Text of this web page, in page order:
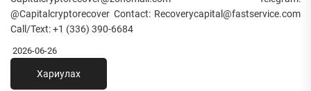
@Capitalcryptorecover Contact: Recoverycapital@fastservice.com
Call/Text: +1 (336) 390-6684
2026-06-26
Хариулах